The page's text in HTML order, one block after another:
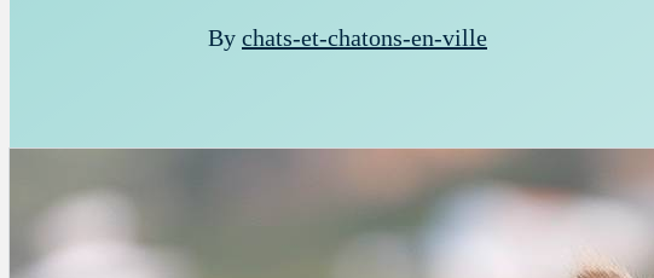
By chats-et-chatons-en-ville